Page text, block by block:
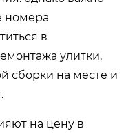
номера
в
улитки,
сборки на месте и
на цену в